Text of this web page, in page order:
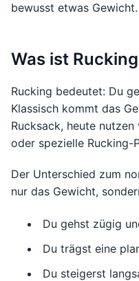
bewusst etwas Gewicht.
Was ist
Rucking bedeutet: Du
Klassisch kommt das
Rucksack, heute
oder spezielle Rucking-
Der Unterschied zum
nur das Gewicht,
Du gehst zügig
Du trägst eine
Du steigerst